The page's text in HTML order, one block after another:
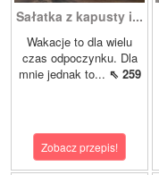
Sałatka z kapusty i...
Wakacje to dla wielu
czas odpoczynku. Dla
mnie jednak to... ⇖ 259
Zobacz przepis!